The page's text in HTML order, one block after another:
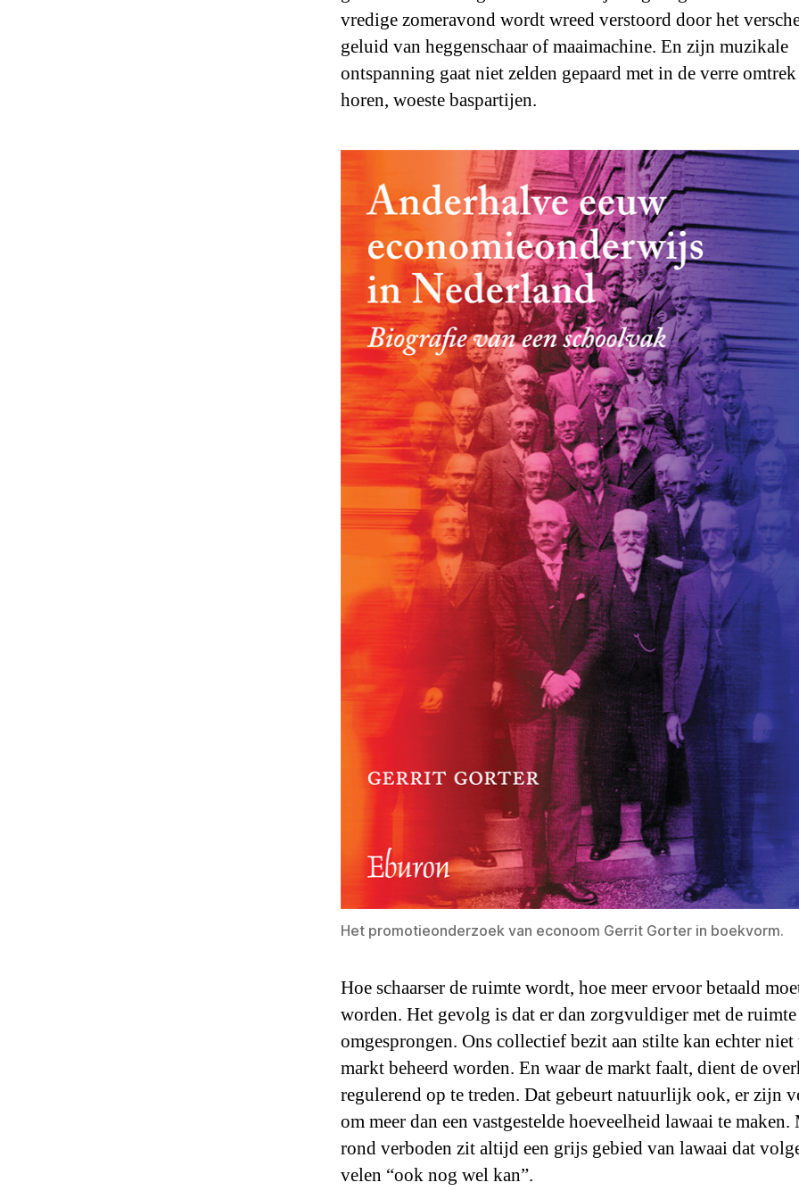
vredige zomeravond wordt wreed verstoord door het
geluid van heggenschaar of maaimachine. En zijn muzikale
ontspanning gaat niet zelden gepaard met in de verre
horen, woeste baspartijen.
Het promotieonderzoek van econoom Gerrit Gorter in boekvorm.
Hoe schaarser de ruimte wordt, hoe meer ervoor betaald
worden. Het gevolg is dat er dan zorgvuldiger met de
omgesprongen. Ons collectief bezit aan stilte kan echter niet
markt beheerd worden. En waar de markt faalt, dient de
regulerend op te treden. Dat gebeurt natuurlijk ook, er zijn
om meer dan een vastgestelde hoeveelheid lawaai te maken.
rond verboden zit altijd een grijs gebied van lawaai dat
velen “ook nog wel kan”.